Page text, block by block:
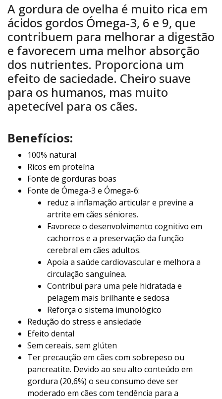
A gordura de ovelha é muito rica em
ácidos gordos Ómega-3, 6 e 9, que
contribuem para melhorar a digestão
e favorecem uma melhor absorção
dos nutrientes. Proporciona um
efeito de saciedade. Cheiro suave
para os humanos, mas muito
apetecível para os cães.
Benefícios:
100% natural
Ricos em proteína
Fonte de gorduras boas
Fonte de Ómega-3 e Ómega-6:
reduz a inflamação articular e previne a
artrite em cães séniores.
Favorece o desenvolvimento cognitivo em
cachorros e a preservação da função
cerebral em cães adultos.
Apoia a saúde cardiovascular e melhora a
circulação sanguínea.
Contribui para uma pele hidratada e
pelagem mais brilhante e sedosa
Reforça o sistema imunológico
Redução do stress e ansiedade
Efeito dental
Sem cereais, sem glúten
Ter precaução em cães com sobrepeso ou
pancreatite. Devido ao seu alto conteúdo em
gordura (20,6%) o seu consumo deve ser
moderado em cães com tendência para a